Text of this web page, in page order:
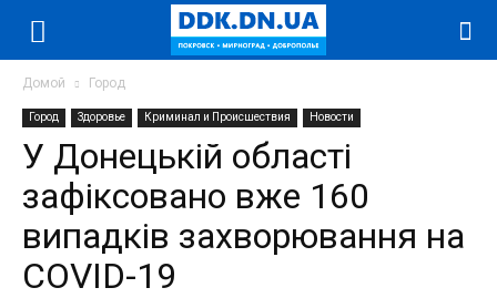
Домой Город
Город Здоровье Криминал и Происшествия Новости
У Донецькій області
зафіксовано вже 160
випадків захворювання на
COVID-19